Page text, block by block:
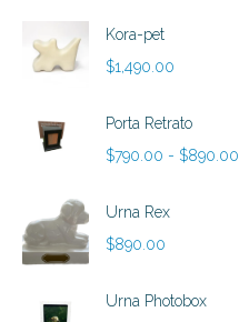
Kora-pet
$1,490.00
Porta Retrato
$790.00 - $890.00
Urna Rex
$890.00
Urna Photobox